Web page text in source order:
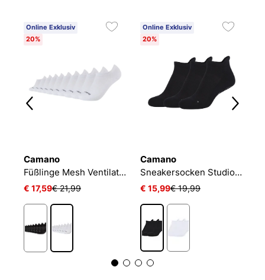
Online Exklusiv
20%
Camano
Füßlinge Mesh Ventilation
€ 17,59€ 21,99
Online Exklusiv
20%
Camano
Sneakersocken Studio-Line Pilates und Yoga
€ 15,99€ 19,99